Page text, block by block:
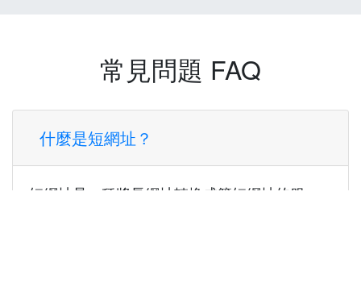
常見問題 FAQ
什麼是短網址？
短網址是一種將長網址轉換成簡短網址的服